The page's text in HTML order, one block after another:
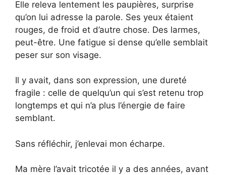
Elle releva lentement les paupières, surprise
qu’on lui adresse la parole. Ses yeux étaient
rouges, de froid et d’autre chose. Des larmes,
peut-être. Une fatigue si dense qu’elle semblait
peser sur son visage.
Il y avait, dans son expression, une dureté
fragile : celle de quelqu’un qui s’est retenu trop
longtemps et qui n’a plus l’énergie de faire
semblant.
Sans réfléchir, j’enlevai mon écharpe.
Ma mère l’avait tricotée il y a des années, avant